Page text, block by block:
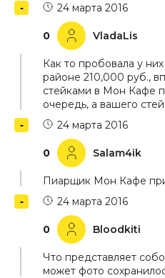
0 VladaLis
24 марта 2016
Как то пробовала у
районе 210,000 руб.,
стейками в Мон Кафе
очередь, а вашего
0 Salam4ik
24 марта 2016
Пиарщик Мон Кафе
0 Bloodkiti
24 марта 2016
Что представляет
может фото